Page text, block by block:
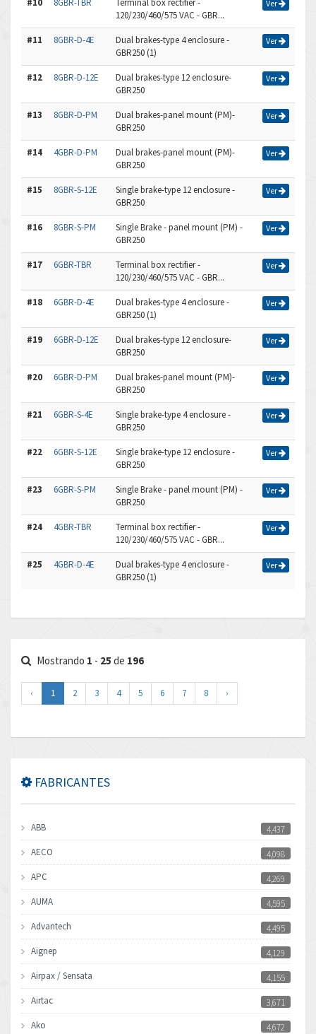
#10 8GBR-TBR
Terminal box rectifier -
120/230/460/575 VAC - GBR...
Ver
#11 8GBR-D-4E
Dual brakes-type 4 enclosure -
GBR250 (1)
Ver
#12 8GBR-D-12E
Dual brakes-type 12 enclosure-
GBR250
Ver
#13 8GBR-D-PM
Dual brakes-panel mount (PM)-
GBR250
Ver
#14 4GBR-D-PM
Dual brakes-panel mount (PM)-
GBR250
Ver
#15 8GBR-S-12E
Single brake-type 12 enclosure -
GBR250
Ver
#16 8GBR-S-PM
Single Brake - panel mount (PM) -
GBR250
Ver
#17 6GBR-TBR
Terminal box rectifier -
120/230/460/575 VAC - GBR...
Ver
#18 6GBR-D-4E
Dual brakes-type 4 enclosure -
GBR250 (1)
Ver
#19 6GBR-D-12E
Dual brakes-type 12 enclosure-
GBR250
Ver
#20 6GBR-D-PM
Dual brakes-panel mount (PM)-
GBR250
Ver
#21 6GBR-S-4E
Single brake-type 4 enclosure -
GBR250
Ver
#22 6GBR-S-12E
Single brake-type 12 enclosure -
GBR250
Ver
#23 6GBR-S-PM
Single Brake - panel mount (PM) -
GBR250
Ver
#24 4GBR-TBR
Terminal box rectifier -
120/230/460/575 VAC - GBR...
Ver
#25 4GBR-D-4E
Dual brakes-type 4 enclosure -
GBR250 (1)
Ver
Mostrando 1 - 25 de 196
‹ 1 2 3 4 5 6 7 8 ›
FABRICANTES
ABB
4,437
AECO
4,098
APC
4,269
AUMA
4,595
Advantech
4,495
Aignep
4,129
Airpax / Sensata
4,155
Airtac
3,671
Ako
4,672